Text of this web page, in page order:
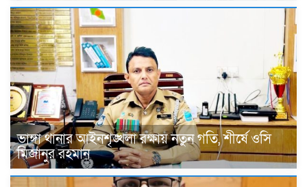
ভাঙ্গা থানার আইনশৃঙ্খলা রক্ষায় নতুন গতি, শীর্ষে ওসি
মিজানুর রহমান